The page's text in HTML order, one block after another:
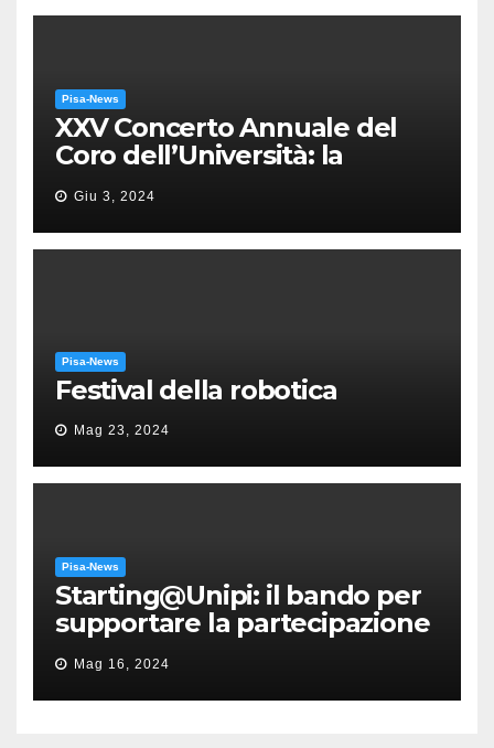
Pisa-News
XXV Concerto Annuale del
Coro dell’Università: la
“Messa in gloria” di Giacomo
Puccini
Giu 3, 2024
Pisa-News
Festival della robotica
Mag 23, 2024
Pisa-News
Starting@Unipi: il bando per
supportare la partecipazione
all’ERC Starting Grant
Mag 16, 2024